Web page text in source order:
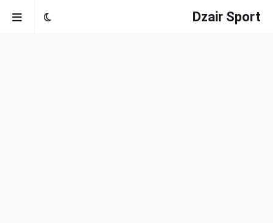
Dzair Sport